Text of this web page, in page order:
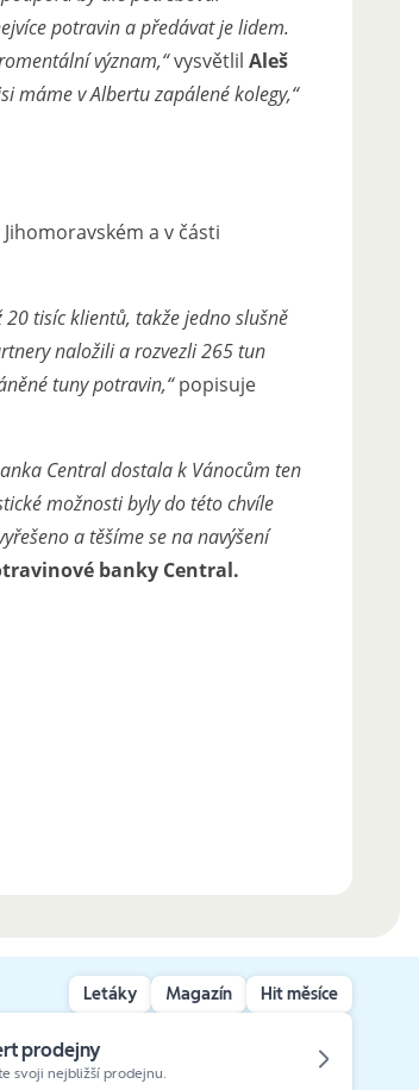
potravin a předávat je lidem.
význam,“vysvětlil Aleš
máme v Albertu zapálené kolegy,“
a v části
tisíc klientů, takže jedno slušně
naložili a rozvezli 265 tun
tuny potravin,“popisuje
Central dostala k Vánocům ten
možnosti byly do této chvíle
a těšíme se na navýšení
banky Central.
Letáky Magazín Hit měsíce
prodejny
svoji nejbližší prodejnu.